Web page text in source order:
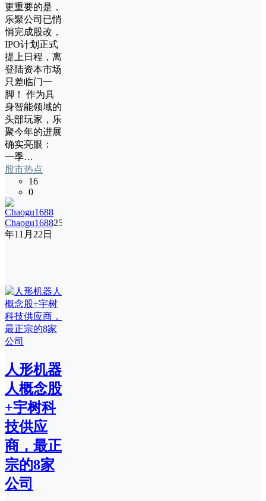
更重要的是，
乐聚公司已悄
悄完成股改，
IPO计划正式
提上日程，离
登陆资本市场
只差临门一
脚！ 作为具
身智能领域的
头部玩家，乐
聚今年的进展
确实亮眼：
一季…
股市热点
16
0
Chaogu168825
年11月22日
人形机器
人概念股
+宇树科
技供应
商，最正
宗的8家
公司